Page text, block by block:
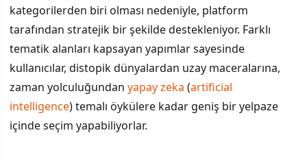
İzleyiciler İçin Pratik Avantajlar
kategorilerden biri olması nedeniyle, platform
tarafından stratejik bir şekilde destekleniyor. Farklı
tematik alanları kapsayan yapımlar sayesinde
kullanıcılar, distopik dünyalardan uzay maceralarına,
zaman yolculuğundan yapay zeka (artificial
intelligence) temalı öykülere kadar geniş bir yelpaze
içinde seçim yapabiliyorlar.